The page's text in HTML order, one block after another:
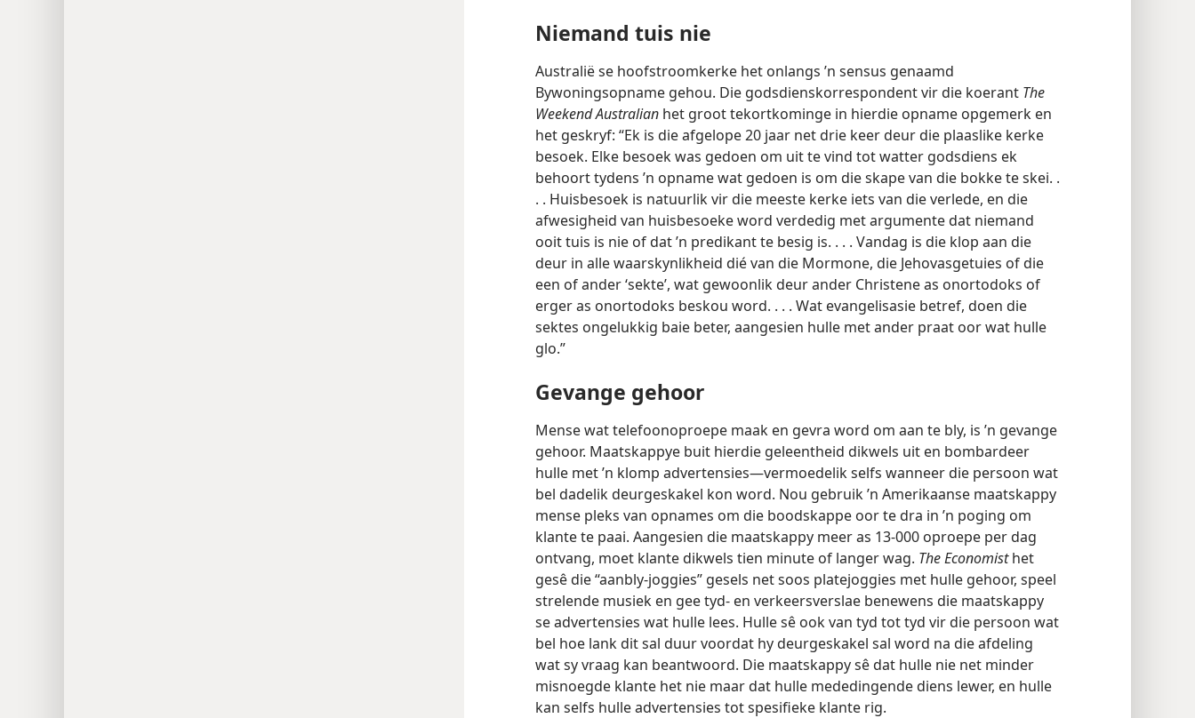
Niemand tuis nie
Australië se hoofstroomkerke het onlangs ’n sensus genaamd
Bywoningsopname gehou. Die godsdienskorrespondent vir die koerant The
Weekend Australian het groot tekortkominge in hierdie opname opgemerk en
het geskryf: “Ek is die afgelope 20 jaar net drie keer deur die plaaslike kerke
besoek. Elke besoek was gedoen om uit te vind tot watter godsdiens ek
behoort tydens ’n opname wat gedoen is om die skape van die bokke te skei. .
. . Huisbesoek is natuurlik vir die meeste kerke iets van die verlede, en die
afwesigheid van huisbesoeke word verdedig met argumente dat niemand
ooit tuis is nie of dat ’n predikant te besig is. . . . Vandag is die klop aan die
deur in alle waarskynlikheid dié van die Mormone, die Jehovasgetuies of die
een of ander ‘sekte’, wat gewoonlik deur ander Christene as onortodoks of
erger as onortodoks beskou word. . . . Wat evangelisasie betref, doen die
sektes ongelukkig baie beter, aangesien hulle met ander praat oor wat hulle
glo.”
Gevange gehoor
Mense wat telefoonoproepe maak en gevra word om aan te bly, is ’n gevange
gehoor. Maatskappye buit hierdie geleentheid dikwels uit en bombardeer
hulle met ’n klomp advertensies—vermoedelik selfs wanneer die persoon wat
bel dadelik deurgeskakel kon word. Nou gebruik ’n Amerikaanse maatskappy
mense pleks van opnames om die boodskappe oor te dra in ’n poging om
klante te paai. Aangesien die maatskappy meer as 13-000 oproepe per dag
ontvang, moet klante dikwels tien minute of langer wag. The Economisthet
gesê die “aanbly-joggies” gesels net soos platejoggies met hulle gehoor, speel
strelende musiek en gee tyd- en verkeersverslae benewens die maatskappy
se advertensies wat hulle lees. Hulle sê ook van tyd tot tyd vir die persoon wat
bel hoe lank dit sal duur voordat hy deurgeskakel sal word na die afdeling
wat sy vraag kan beantwoord. Die maatskappy sê dat hulle nie net minder
misnoegde klante het nie maar dat hulle mededingende diens lewer, en hulle
kan selfs hulle advertensies tot spesifieke klante rig.